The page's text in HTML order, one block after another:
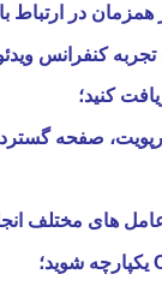
در ارتباط
کنفرانس
کنید؛
صفحه گسترده
های مختلف